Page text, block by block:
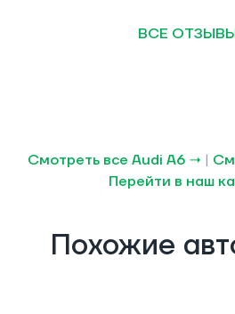
ВСЕ
Смотреть все Audi A6 → |
Перейти в наш
Похожие